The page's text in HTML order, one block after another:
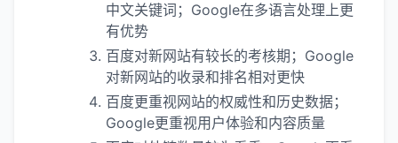
中文关键词；Google在多语言处理上更
有优势
百度对新网站有较长的考核期；Google
对新网站的收录和排名相对更快
百度更重视网站的权威性和历史数据；
Google更重视用户体验和内容质量